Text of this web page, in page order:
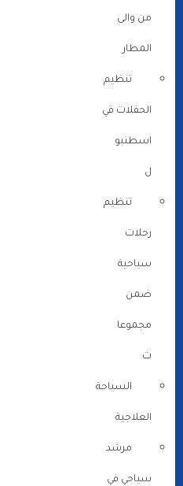
من والى
المطار
تنظيم
الحفلات في
اسطنبو
ل
تنظيم
رحلات
سياحية
ضمن
مجموعا
ت
السياحة
العلاجية
مرشد
سياحي في